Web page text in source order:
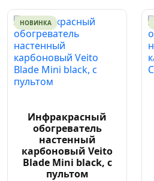
НОВИНКА
Инфракрасный
обогреватель
настенный
карбоновый Veito
Blade Mini black, с
пультом